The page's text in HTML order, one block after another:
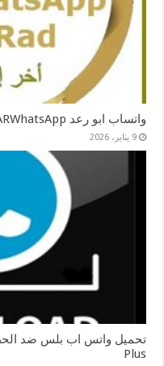
واتساب ابو رعد ARWhatsApp ضد الحظر 2026 اخر اصدار
9 يناير، 2026
Plus